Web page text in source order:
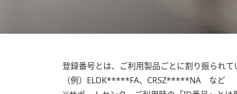
登録番号とは、ご利用製品ごとに割り振られ
（例）ELDK*****FA、CR5Z*****NA など